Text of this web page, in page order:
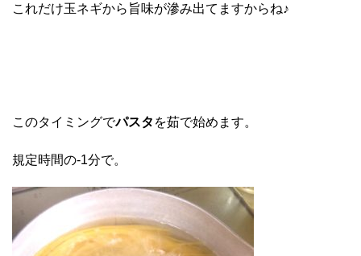
これだけ玉ネギから旨味が滲み出てますからね♪
このタイミングでパスタ を茹で始めます。
規定時間の-1分で。